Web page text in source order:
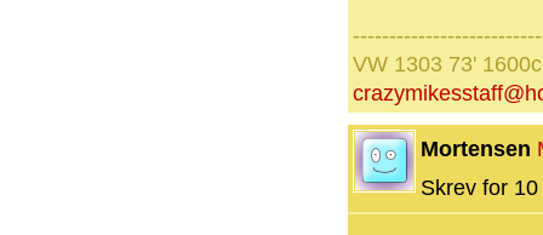
VW 1303 73'
Mortensen
Skrev for